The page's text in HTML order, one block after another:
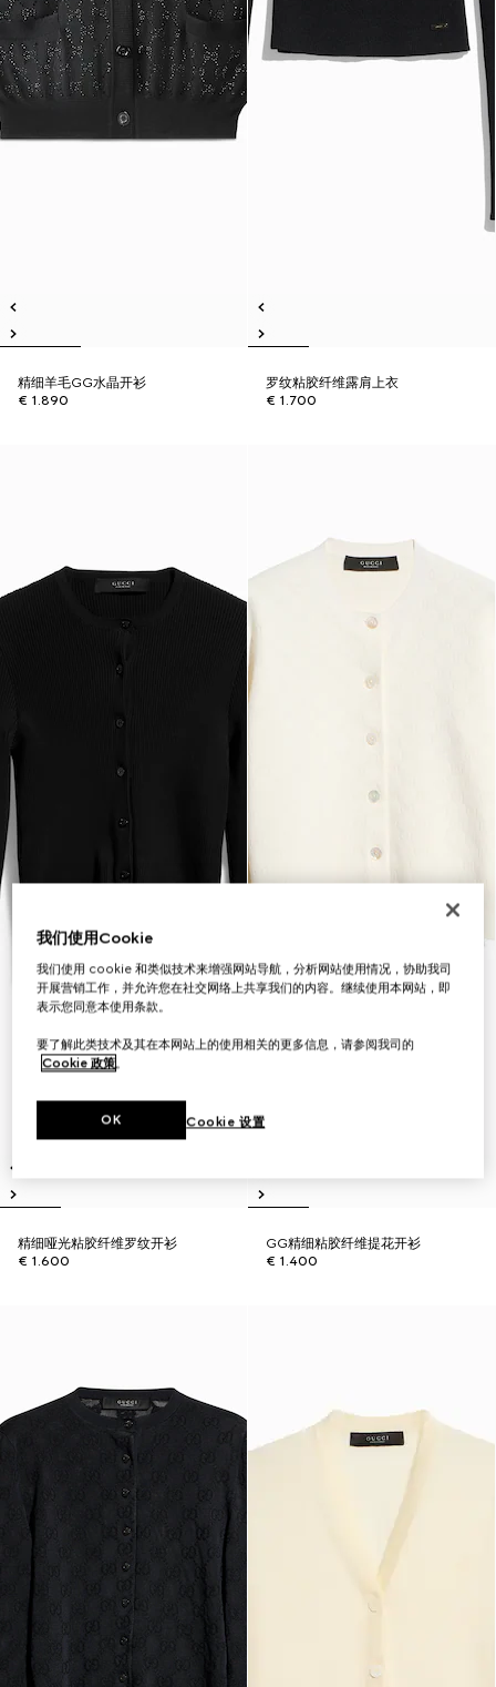
精细羊毛GG水晶开衫
€ 1.890
罗纹粘胶纤维露肩上衣
€ 1.700
精细哑光粘胶纤维罗纹开衫
€ 1.600
GG精细粘胶纤维提花开衫
€ 1.400
我们使用Cookie
我们使用 cookie 和类似技术来增强网站导航，分析网站使用情况，协助我司
开展营销工作，并允许您在社交网络上共享我们的内容。继续使用本网站，即
表示您同意本使用条款。
要了解此类技术及其在本网站上的使用相关的更多信息，请参阅我司的
Cookie 政策。
Cookie 设置
OK